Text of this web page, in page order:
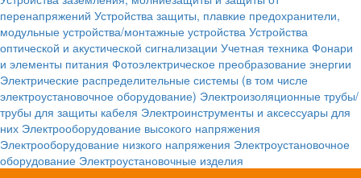
перенапряжений Устройства защиты, плавкие предохранители,
модульные устройства/монтажные устройства Устройства
оптической и акустической сигнализации Учетная техника Фонари
и элементы питания Фотоэлектрическое преобразование энергии
Электрические распределительные системы (в том числе
электроустановочное оборудование) Электроизоляционные трубы/
трубы для защиты кабеля Электроинструменты и аксессуары для
них Электрооборудование высокого напряжения
Электрооборудование низкого напряжения Электроустановочное
оборудование Электроустановочные изделия